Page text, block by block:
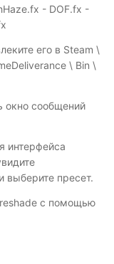
- DOF.fx -
его в Steam \
\ Bin \
окно сообщений
интерфейса
пресет.
с помощью